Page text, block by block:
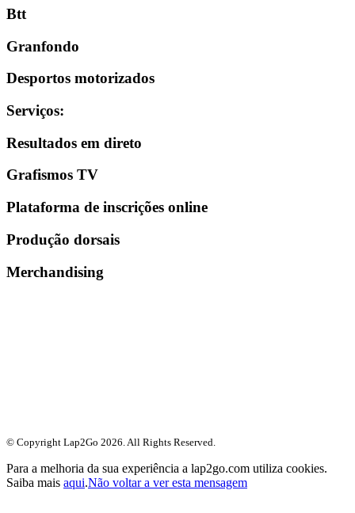
Btt
Granfondo
Desportos motorizados
Serviços:
Resultados em direto
Grafismos TV
Plataforma de inscrições online
Produção dorsais
Merchandising
© Copyright Lap2Go 2026. All Rights Reserved.
Para a melhoria da sua experiência a lap2go.com utiliza cookies.
Saiba mais aqui.Não voltar a ver esta mensagem